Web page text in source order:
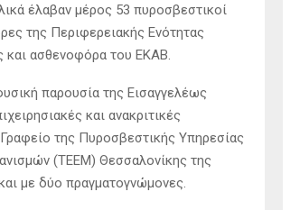
έλαβαν μέρος 53 πυροσβεστικοί
της Περιφερειακής Ενότητας
και ασθενοφόρα του ΕΚΑΒ.
παρουσία της Εισαγγελέως
και ανακριτικές
της Πυροσβεστικής Υπηρεσίας
(ΤΕΕΜ) Θεσσαλονίκης της
με δύο πραγματογνώμονες.